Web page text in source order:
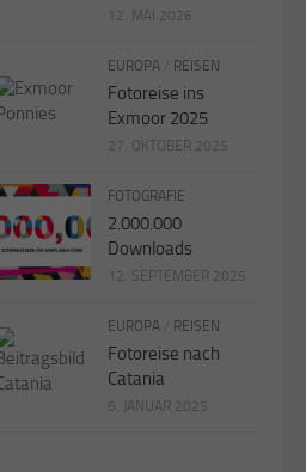
12. MAI 2026
EUROPA / REISEN
Fotoreise ins
Exmoor 2025
27. OKTOBER 2025
FOTOGRAFIE
2.000.000
Downloads
12. SEPTEMBER 2025
EUROPA / REISEN
Fotoreise nach
Catania
6. JANUAR 2025